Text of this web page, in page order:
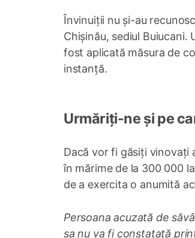
Învinuiții nu și-au
Chișinău, sediul
fost aplicată măsura de
instanță.
Urmăriți-ne și pe
Dacă vor fi găsiți vinovați
în mărime de la 300 000
de a exercita o anumită
Persoana acuzată de
sa nu va fi constatată